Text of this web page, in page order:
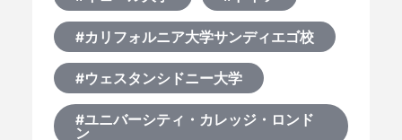
#カリフォルニア大学サンディエゴ校
#ウェスタンシドニー大学
#ユニバーシティ・カレッジ・ロンド
ン